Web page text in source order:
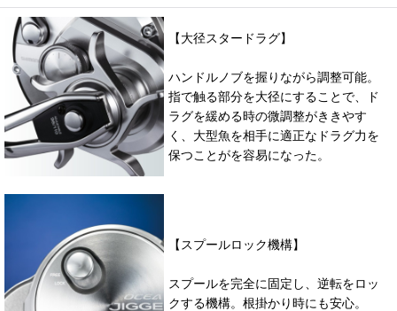
【大径スタードラグ】
ハンドルノブを握りながら調整可能。
指で触る部分を大径にすることで、ド
ラグを緩める時の微調整がききやす
く、大型魚を相手に適正なドラグ力を
保つことがを容易になった。
【スプールロック機構】
スプールを完全に固定し、逆転をロッ
クする機構。根掛かり時にも安心。